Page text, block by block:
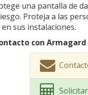
una pantalla de
Proteja a las
sus instalaciones.
con Armagard